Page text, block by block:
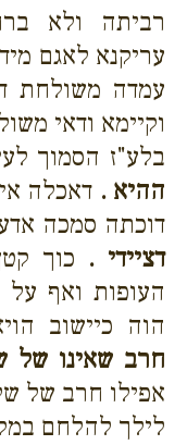
רביתה ולא
עריקנא לאגם
עמדה משולחת
וקיימא ודאי
בלע"ז הסמוך
ההיא . דאכלה
דוכתה סמכה
דציידי . כוך
העופות ואף על
הוה כיישוב
חרב שאינו של
אפילו חרב של
לילך להלחם